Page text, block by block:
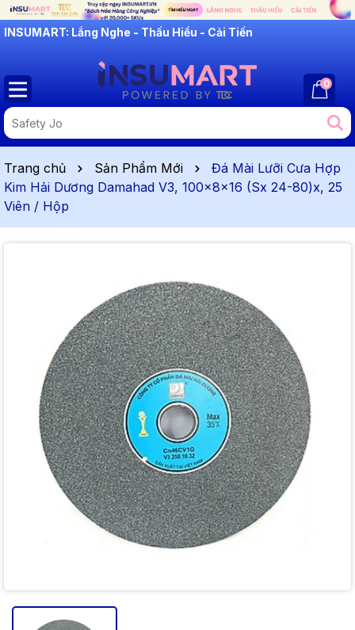
INSUMART: Lắng Nghe - Thấu Hiểu - Cải Tiến
0
Trang chủ Sản Phẩm Mới
Đá Mài Lưỡi Cưa Hợp
Kim Hải Dương Damahad V3, 100x8x16 (Sx 24-80)x, 25
Viên / Hộp